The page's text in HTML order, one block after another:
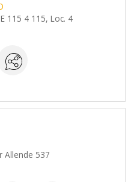
115 4 115, Loc. 4
Allende 537